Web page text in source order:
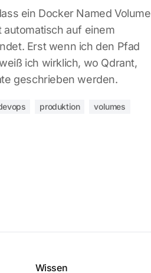
ein Docker Named Volume
automatisch auf einem
Erst wenn ich den Pfad
ich wirklich, wo Qdrant,
geschrieben werden.
produktion
volumes
Wissen